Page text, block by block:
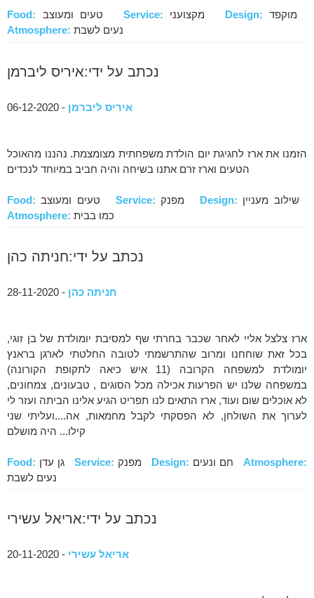
Food: Service: Design:
Atmosphere: נעים לשבת
נכתב על ידי:איריס ליברמן
איריס ליברמן - 06-12-2020
הזמנו את ארז לחגיגת יום הולדת משפחתית מצומצמת. נהננו מהאוכל
הטעים וארז זרם אתנו בשיחה והיה חביב במיוחד לנכדים
Food: Service: Design:
שילוב מעניין
Atmosphere: כמו בבית
נכתב על ידי:חניתה כהן
חניתה כהן - 28-11-2020
ארז צלצל אליי לאחר שכבר בחרתי שף למסיבת יומולדת של בן זוגי,
בכל זאת שוחחנו ומרוב שהתרשמתי לטובה החלטתי לארגן בראנץ
יומולדת למשפחה הקרובה (11 איש כיאה לתקופת הקורונה)
במשפחה שלנו יש הפרעות אכילה מכל הסוגים , טבעונים, צמחונים,
לא אוכלים שום ועוד, ארז התאים לנו תפריט הגיע אלינו הביתה ועזר לי
לערוך את השולחן, לא הפסקתי לקבל מחמאות, אה....ועליתי שני
קילו... היה מושלם
Food: גן עדן Service: Design:
Atmosphere:
נעים לשבת
נכתב על ידי:אריאל עשירי
אריאל עשירי - 20-11-2020